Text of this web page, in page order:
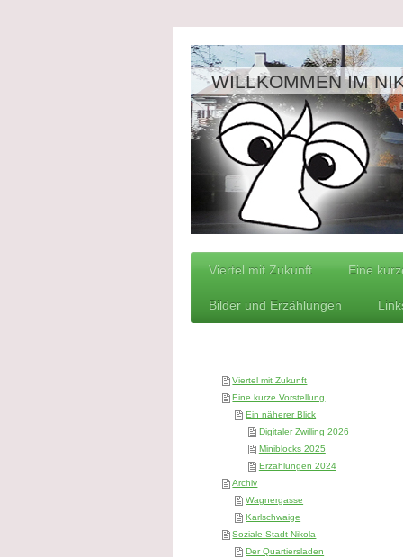
WILLKOMMEN IM
Viertel mit Zukunft Eine
Bilder und Erzählungen
Viertel mit Zukunft
Eine kurze Vorstellung
Ein näherer Blick
Digitaler Zwilling 2026
Miniblocks 2025
Erzählungen 2024
Archiv
Wagnergasse
Karlschwaige
Soziale Stadt Nikola
Der Quartiersladen